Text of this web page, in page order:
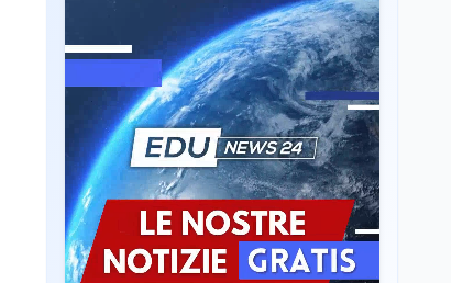
Editoriali7 ago
Camere in ferie,
riapertura il 9
settembre tra legge
elettorale e Rai. La
premier Meloni attesa a
Bari il 4 settembre per
celebrare il governo più
longevo dell’Italia
repubblicana
Cultura7 ago
Ravenna, il settembre
dantesco nel 705°
anniversario della morte
del Sommo Poeta
Cultura 7 ago